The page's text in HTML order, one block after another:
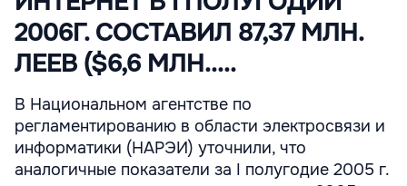
2006Г. СОСТАВИЛ 87,37 МЛН.
ЛЕЕВ ($6,6 МЛН.....
В Национальном агентстве по
регламентированию в области электросвязи и
информатики (НАРЭИ) уточнили, что
аналогичные показатели за I полугодие 2005 г.